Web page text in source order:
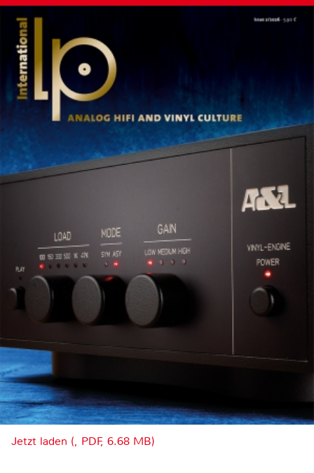
Jetzt laden (, PDF, 6.68 MB)